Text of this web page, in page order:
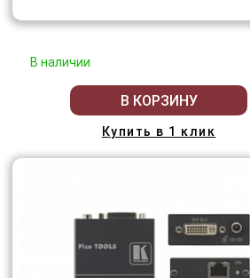
В наличии
В КОРЗИНУ
Купить в 1 клик